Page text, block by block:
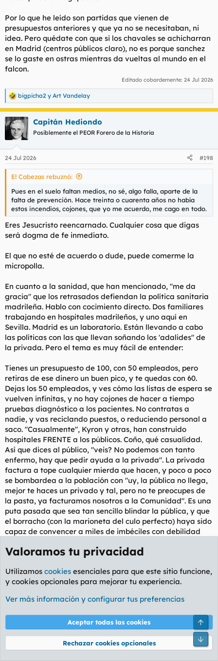
Por lo que he leído son partidas que vienen de
presupuestos anteriores y que ya no se necesitaban, ni
idea. Pero quédate con que si los chavales se achicharran
en Madrid (centros públicos claro), no es porque sanchez
se lo gaste en ostras mientras da vueltas al mundo en el
falcon.
Editado cobardemente: 24 Jul 2026
R
e
a
c
c
e
s
bigpicha2 y Art Vandelay
Capitán Hediondo
Posiblemente el PEOR Forero de la Historia
24 Jul 2026 #198
El Cabezas rebuznó:
Pues en el suelo faltan medios, no sé, algo falla, aparte de la
falta de prevención. Hace treinta o cuarenta años no había
estos incendios, cojones, que yo me acuerdo, me cago en todo.
Eres Jesucristo reencarnado. Cualquier cosa que digas
será dogma de fe inmediato.
El que no esté de acuerdo o dude, puede comerme la
micropolla.
En cuanto a la sanidad, que han mencionado, "me da
gracia" que los retrasados defiendan la política sanitaria
madrileña. Hablo con cocimiento directo. Dos familiares
trabajando en hospitales madrileños, y uno aquí en
Sevilla. Madrid es un laboratorio. Están llevando a cabo
las políticas con las que llevan soñando los 'adalides" de
la privada. Pero el tema es muy fácil de entender:
Tienes un presupuesto de 100, con 50 empleados, pero
retiras de ese dinero un buen pico, y te quedas con 60.
Dejas los 50 empleados, y ves cómo las listas de espera se
vuelven infinitas, y no hay cojones de hacer a tiempo
pruebas diagnóstico a los pacientes. No contratas a
nadie, y vas reciclando puestos, o reduciendo personal a
saco. "Casualmente", Kyron y otras, han construido
hospitales FRENTE a los públicos. Coño, qué casualidad.
Así que dices al público, "veis? No podemos con tanto
enfermo, hay que pedir ayuda a la privada". La privada
factura a tope cualquier mierda que hacen, y poco a poco
se bombardea a la población con "uy, la pública no llega,
mejor te haces un privado y tal, pero no te preocupes de
la pasta, ya facturamos nosotros a la Comunidad". Es una
puta pasada que sea tan sencillo blindar la pública, y que
el borracho (con la marioneta del culo perfecto) haya sido
capaz de convencer a miles de imbéciles con debilidad
no puede gestionar bien. Claro, mola muchísimo que tu
comisiones, pero eso no tiene importancia. Lo grande es
que hay gente mileurista, que vota al partido que tiene en
RespeKto a los incendios, por supuesto, son casualidades,
y el cambio climático no existe, las vacunas provocan
hipopollismo, y la Tierra es plana con tendencia a tener
forma de POLLA.
Valoramos tu privacidad
Utilizamos cookies esenciales para que este sitio funcione,
y cookies opcionales para mejorar tu experiencia.
Ver más información y configurar tus preferencias
Aceptar todas las cookies
Rechazar cookies opcionales
Pie